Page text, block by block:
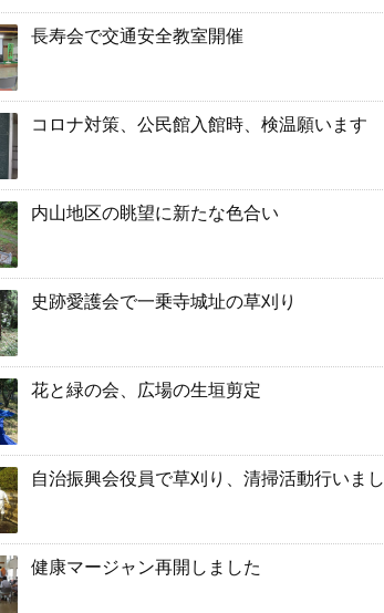
長寿会で交通安全教室開催
コロナ対策、公民館入館時、検温願います
内山地区の眺望に新たな色合い
史跡愛護会で一乗寺城址の草刈り
花と緑の会、広場の生垣剪定
自治振興会役員で草刈り、清掃活動行いま
健康マージャン再開しました